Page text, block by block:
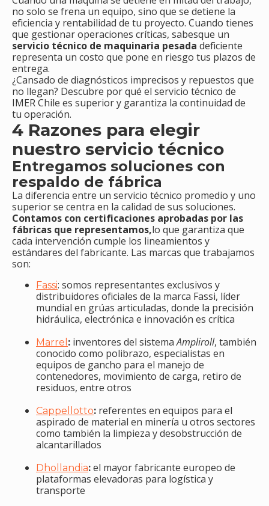
no solo se frena un equipo, sino que se detiene la
eficiencia y rentabilidad de tu proyecto. Cuando tienes
que gestionar operaciones críticas, sabesque un
servicio técnico de maquinaria pesada deficiente
representa un costo que pone en riesgo tus plazos de
entrega.
¿Cansado de diagnósticos imprecisos y repuestos que
no llegan? Descubre por qué el servicio técnico de
IMER Chile es superior y garantiza la continuidad de
tu operación.
4 Razones para elegir
nuestro servicio técnico
Entregamos soluciones con
respaldo de fábrica
La diferencia entre un servicio técnico promedio y uno
superior se centra en la calidad de sus soluciones.
Contamos con certificaciones aprobadas por las
fábricas que representamos,lo que garantiza que
cada intervención cumple los lineamientos y
estándares del fabricante. Las marcas que trabajamos
son:
Fassi: somos representantes exclusivos y
distribuidores oficiales de la marca Fassi, líder
mundial en grúas articuladas, donde la precisión
hidráulica, electrónica e innovación es crítica
Marrel : inventores del sistemaAmpliroll, también
conocido como polibrazo, especialistas en
equipos de gancho para el manejo de
contenedores, movimiento de carga, retiro de
residuos, entre otros
Cappellotto: referentes en equipos para el
aspirado de material en minería u otros sectores
como también la limpieza y desobstrucción de
alcantarillados
Dhollandia:el mayor fabricante europeo de
plataformas elevadoras para logística y
transporte